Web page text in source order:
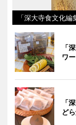
「深大寺食文化
「
ワ
「
ど